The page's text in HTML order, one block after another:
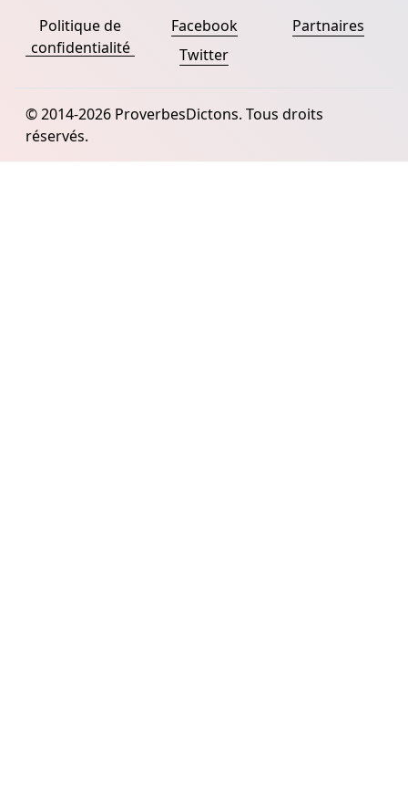
Politique de
confidentialité
Facebook
Twitter
Partnaires
© 2014-2026 ProverbesDictons. Tous droits
réservés.